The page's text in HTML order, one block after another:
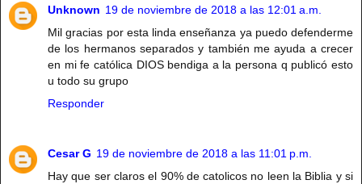
Unknown 19 de noviembre de 2018 a las 12:01 a.m.
Mil gracias por esta linda enseñanza ya puedo defenderme
de los hermanos separados y también me ayuda a crecer
en mi fe católica DIOS bendiga a la persona q publicó esto
u todo su grupo
Responder
Cesar G 19 de noviembre de 2018 a las 11:01 p.m.
Hay que ser claros el 90% de catolicos no leen la Biblia y si